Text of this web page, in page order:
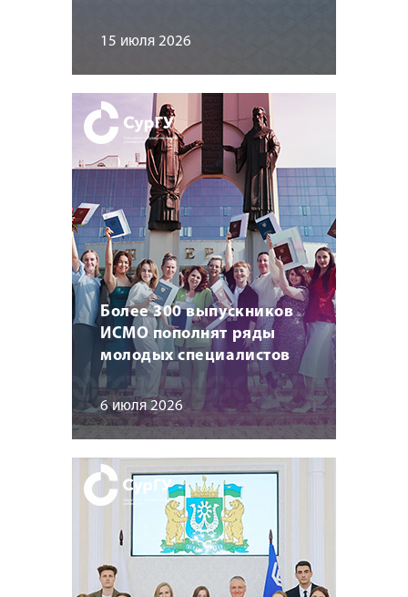
15 июля 2026
Более 300 выпускников
ИСМО пополнят ряды
молодых специалистов
6 июля 2026